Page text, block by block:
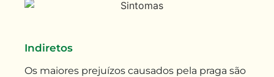
Indiretos
Os maiores prejuízos causados pela praga são